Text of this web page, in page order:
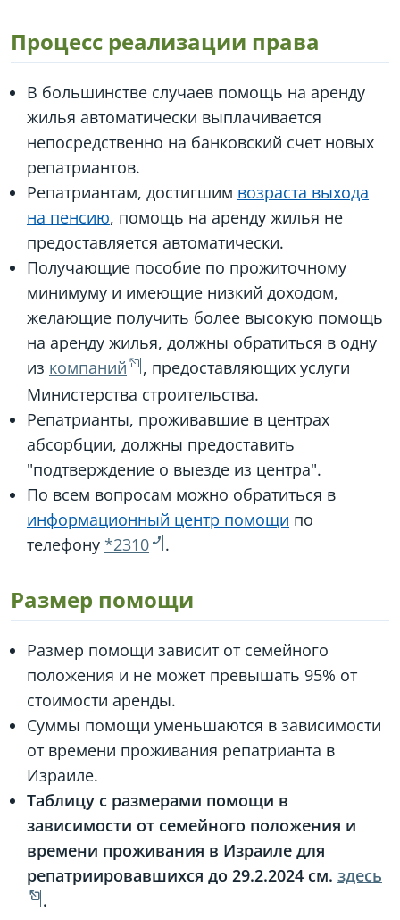
Процесс реализации права
В большинстве случаев помощь на аренду
жилья автоматически выплачивается
непосредственно на банковский счет новых
репатриантов.
Репатриантам, достигшим возраста выхода
на пенсию, помощь на аренду жилья не
предоставляется автоматически.
Получающие пособие по прожиточному
минимуму и имеющие низкий доходом,
желающие получить более высокую помощь
на аренду жилья, должны обратиться в одну
из компаний
, предоставляющих услуги
Министерства строительства.
Репатрианты, проживавшие в центрах
абсорбции, должны предоставить
"подтверждение о выезде из центра".
По всем вопросам можно обратиться в
информационный центр помощи по
телефону *2310 .
Размер помощи
Размер помощи зависит от семейного
положения и не может превышать 95% от
стоимости аренды.
Суммы помощи уменьшаются в зависимости
от времени проживания репатрианта в
Израиле.
Таблицу с размерами помощи в
зависимости от семейного положения и
времени проживания в Израиле для
репатриировавшихся до 29.2.2024 см. здесь
.